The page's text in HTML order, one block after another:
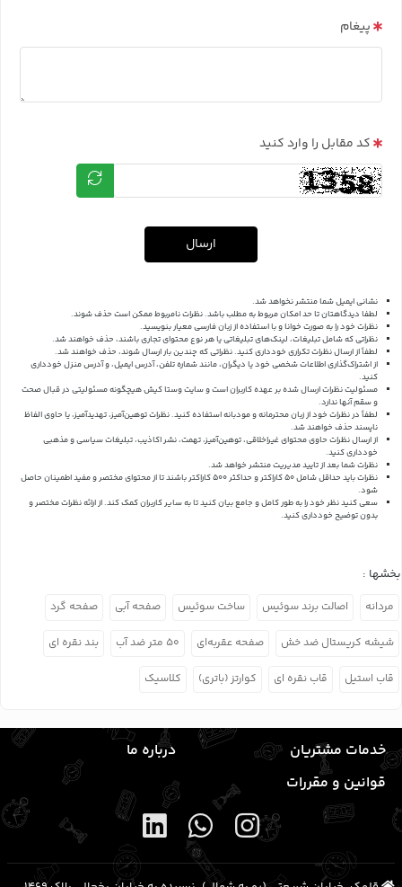
پیغام
کد مقابل را وارد کنید
ارسال
نشانی ایمیل شما منتشر نخواهد شد.
لطفا دیدگاهتان تا حد امکان مربوط به مطلب باشد. نظرات نامربوط ممکن است حذف شوند.
نظرات خود را به صورت خوانا و با استفاده از زبان فارسی معیار بنویسید.
نظراتی که شامل تبلیغات، لینک‌های تبلیغاتی یا هر نوع محتوای تجاری باشند، حذف خواهند شد.
لطفاً از ارسال نظرات تکراری خودداری کنید. نظراتی که چندین بار ارسال شوند، حذف خواهند شد.
از اشتراک‌گذاری اطلاعات شخصی خود یا دیگران، مانند شماره تلفن، آدرس ایمیل، و آدرس منزل خودداری
کنید.
مسئولیت نظرات ارسال شده بر عهده کاربران است و سایت وستا کیش هیچگونه مسئولیتی در قبال صحت
و سقم آنها ندارد.
لطفاً در نظرات خود از زبان محترمانه و مودبانه استفاده کنید. نظرات توهین‌آمیز، تهدیدآمیز، یا حاوی الفاظ
ناپسند حذف خواهند شد.
از ارسال نظرات حاوی محتوای غیراخلاقی، توهین‌آمیز، تهمت، نشر اکاذیب، تبلیغات سیاسی و مذهبی
خودداری کنید.
نظرات شما بعد از تایید مدیریت منتشر خواهد شد.
نظرات باید حداقل شامل 50 کاراکتر و حداکثر 500 کاراکتر باشند تا از محتوای مختصر و مفید اطمینان حاصل
شود.
سعی کنید نظر خود را به طور کامل و جامع بیان کنید تا به سایر کاربران کمک کند.از ارائه نظرات مختصر و
بدون توضیح خودداری کنید.
بخشها :
مردانه اصالت برند سوئیس ساخت سوئیس صفحه آبی صفحه گرد
شیشه کریستال ضد خش صفحه عقربه‌ای ۵۰ متر ضد آب بند نقره ای
قاب استیل قاب نقره ای کوارتز (باتری) کلاسیک
خدمات مشتریان
درباره ما
قوانین و مقررات